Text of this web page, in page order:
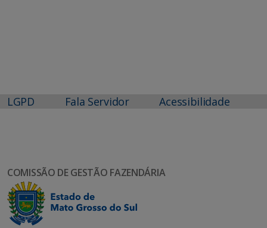
LGPD Fala Servidor Acessibilidade
COMISSÃO DE GESTÃO FAZENDÁRIA